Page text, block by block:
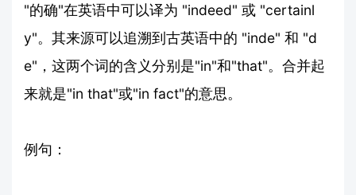
"的确"在英语中可以译为 "indeed" 或 "certainl
y"。其来源可以追溯到古英语中的 "inde" 和 "d
e"，这两个词的含义分别是"in"和"that"。合并起
来就是"in that"或"in fact"的意思。
例句：